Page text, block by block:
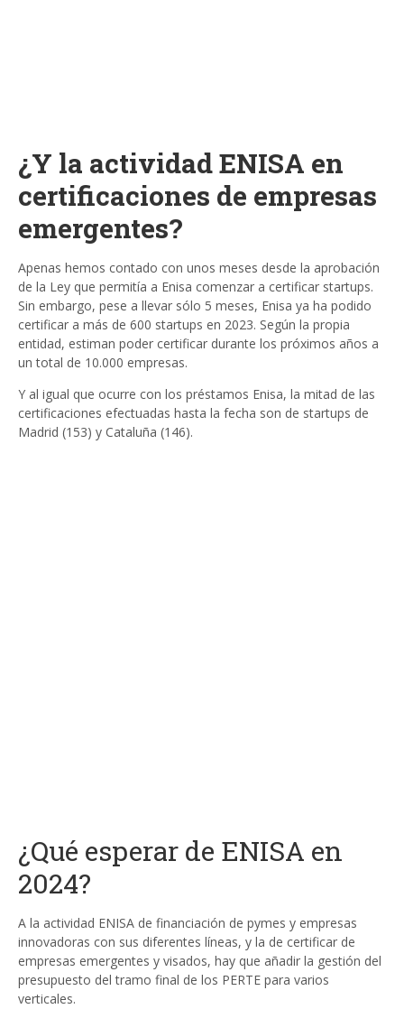
¿Y la actividad ENISA en
certificaciones de empresas
emergentes?
Apenas hemos contado con unos meses desde la aprobación
de la Ley que permitía a Enisa comenzar a certificar startups.
Sin embargo, pese a llevar sólo 5 meses, Enisa ya ha podido
certificar a más de 600 startups en 2023. Según la propia
entidad, estiman poder certificar durante los próximos años a
un total de 10.000 empresas.
Y al igual que ocurre con los préstamos Enisa, la mitad de las
certificaciones efectuadas hasta la fecha son de startups de
Madrid (153) y Cataluña (146).
¿Qué esperar de ENISA en
2024?
A la actividad ENISA de financiación de pymes y empresas
innovadoras con sus diferentes líneas, y la de certificar de
empresas emergentes y visados, hay que añadir la gestión del
presupuesto del tramo final de los PERTE para varios
verticales.